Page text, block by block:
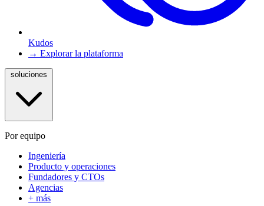
Kudos
→ Explorar la plataforma
Por equipo
Ingeniería
Producto y operaciones
Fundadores y CTOs
Agencias
+ más